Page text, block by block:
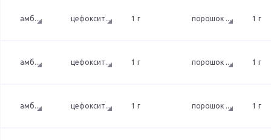
амб... цефоксит... 1 г порошок ... 1 г
амб... цефоксит... 1 г порошок ... 1 г
амб... цефоксит... 1 г порошок ... 1 г